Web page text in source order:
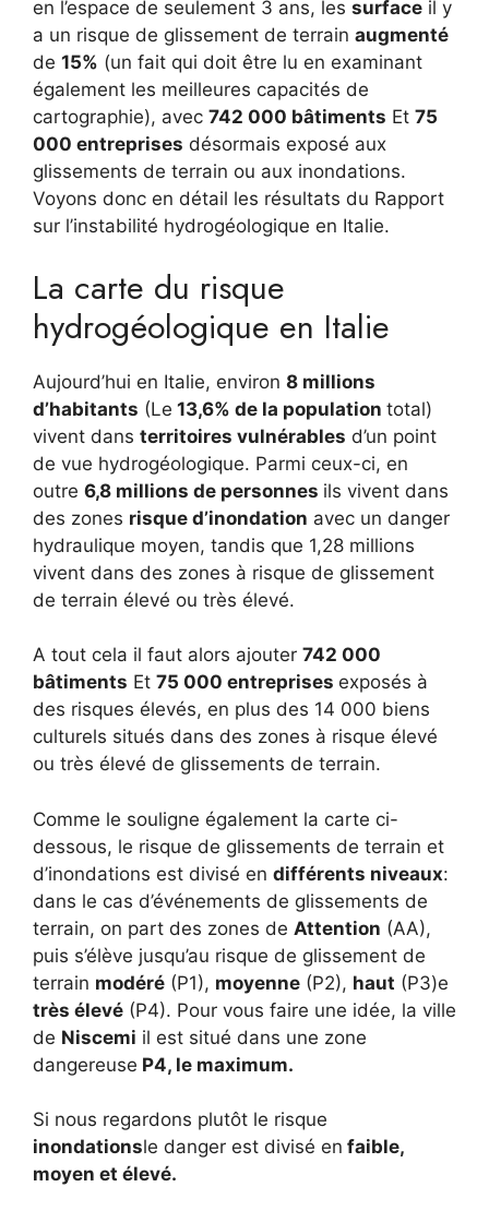
en l’espace de seulement 3 ans, les surface il y
a un risque de glissement de terrain augmenté
de 15% (un fait qui doit être lu en examinant
également les meilleures capacités de
cartographie), avec 742 000 bâtiments Et 75
000 entreprises désormais exposé aux
glissements de terrain ou aux inondations.
Voyons donc en détail les résultats du Rapport
sur l’instabilité hydrogéologique en Italie.
La carte du risque
hydrogéologique en Italie
Aujourd’hui en Italie, environ 8 millions
d’habitants (Le 13,6% de la population total)
vivent dans territoires vulnérables d’un point
de vue hydrogéologique. Parmi ceux-ci, en
outre 6,8 millions de personnes ils vivent dans
des zones risque d’inondation avec un danger
hydraulique moyen, tandis que 1,28 millions
vivent dans des zones à risque de glissement
de terrain élevé ou très élevé.
A tout cela il faut alors ajouter 742 000
bâtiments Et 75 000 entreprises exposés à
des risques élevés, en plus des 14 000 biens
culturels situés dans des zones à risque élevé
ou très élevé de glissements de terrain.
Comme le souligne également la carte ci-
dessous, le risque de glissements de terrain et
d’inondations est divisé en différents niveaux:
dans le cas d’événements de glissements de
terrain, on part des zones de Attention (AA),
puis s’élève jusqu’au risque de glissement de
terrain modéré (P1), moyenne (P2), haut (P3)e
très élevé (P4). Pour vous faire une idée, la ville
de Niscemi il est situé dans une zone
dangereuse P4, le maximum.
Si nous regardons plutôt le risque
inondationsle danger est divisé en faible,
moyen et élevé.